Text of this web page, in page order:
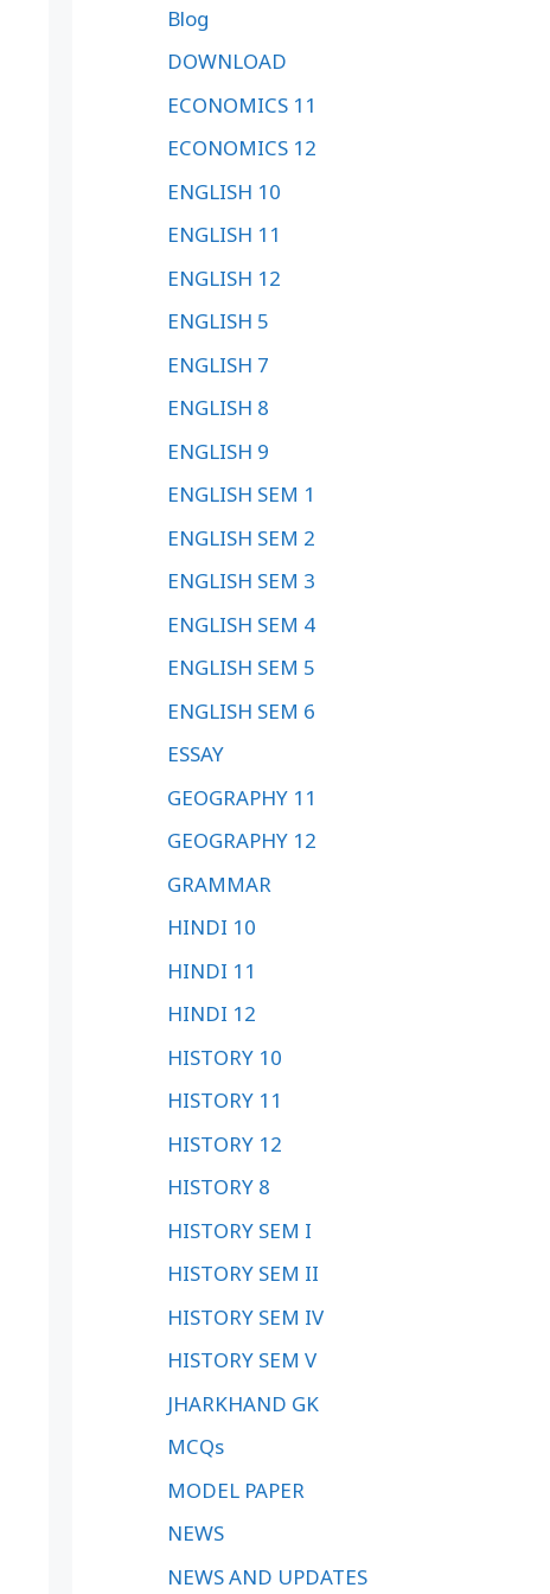
Blog
DOWNLOAD
ECONOMICS 11
ECONOMICS 12
ENGLISH 10
ENGLISH 11
ENGLISH 12
ENGLISH 5
ENGLISH 7
ENGLISH 8
ENGLISH 9
ENGLISH SEM 1
ENGLISH SEM 2
ENGLISH SEM 3
ENGLISH SEM 4
ENGLISH SEM 5
ENGLISH SEM 6
ESSAY
GEOGRAPHY 11
GEOGRAPHY 12
GRAMMAR
HINDI 10
HINDI 11
HINDI 12
HISTORY 10
HISTORY 11
HISTORY 12
HISTORY 8
HISTORY SEM I
HISTORY SEM II
HISTORY SEM IV
HISTORY SEM V
JHARKHAND GK
MCQs
MODEL PAPER
NEWS
NEWS AND UPDATES